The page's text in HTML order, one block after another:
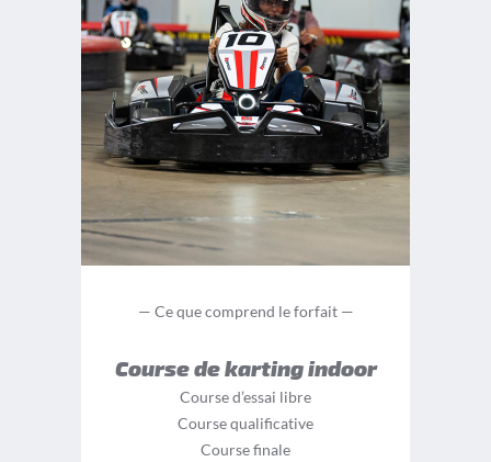
— Ce que comprend le forfait —
Course de karting indoor
Course d’essai libre
Course qualificative
Course finale